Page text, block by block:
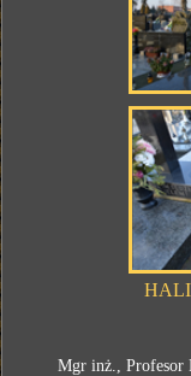
Mgr inż., Profesor